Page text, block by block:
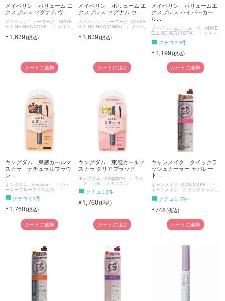
メイベリン ボリューム エ
クスプレス マグナム ウ...
メイベリンニューヨーク（MAYB
ELLINE NEWYORK） メイベ
リン ボリューム エクスプレス
マグナム ウォータープルーフ N
1,639
カートに追加
メイベリン ボリューム エ
クスプレス マグナム ウ...
メイベリンニューヨーク（MAYB
ELLINE NEWYORK） メイベ
リン ボリューム エクスプレス
マグナム ウォータープルーフ N
1,639
カートに追加
メイベリン ボリュームエ
クスプレス ハイパーカー
ル...
メイベリンニューヨーク（MAYB
ELLINE NEWYORK） メイベ
リン ボリュームエクスプレス
ハイパーカール
クチコミ3件
1,199
カートに追加
キングダム 束感カールマ
スカラ ナチュラルブラウ
ン...
キングダム（kingdom） ウォ
ータープルーフマスカラ
クチコミ1件
1,760
カートに追加
キングダム 束感カールマ
スカラ クリアブラック
キングダム（kingdom） ウォ
ータープルーフマスカラ
クチコミ3件
1,760
カートに追加
キャンメイク クイックラ
ッシュカーラー セパレー
ト...
キャンメイク（CANMAKE）
キャンメイク クイックラッシュ
クチコミ17件
748
カートに追加